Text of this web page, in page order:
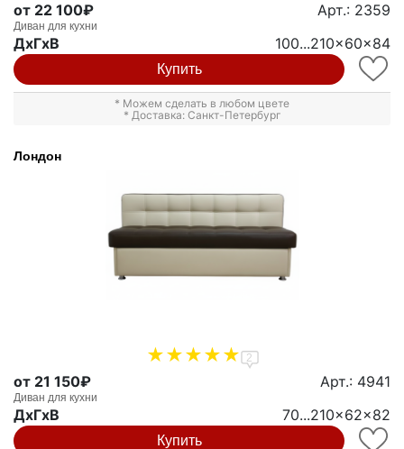
от 22 100₽ Арт.: 2359
Диван для кухни
ДxГxВ 100...210x60x84
Купить
* Можем сделать в любом цвете
* Доставка: Санкт-Петербург
Лондон
2
от 21 150₽ Арт.: 4941
Диван для кухни
ДxГxВ 70...210x62x82
Купить